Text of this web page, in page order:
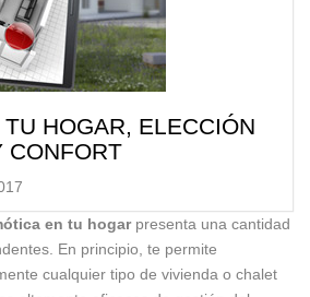
HOGAR, ELECCIÓN
CONFORT
en tu hogarpresenta una cantidad
En principio, te permite
cualquier tipo de vivienda o chalet